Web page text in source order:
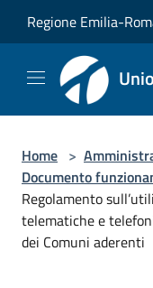
Regione Emilia-
Home >
Documento
Regolamento
telematiche e
dei Comuni aderenti